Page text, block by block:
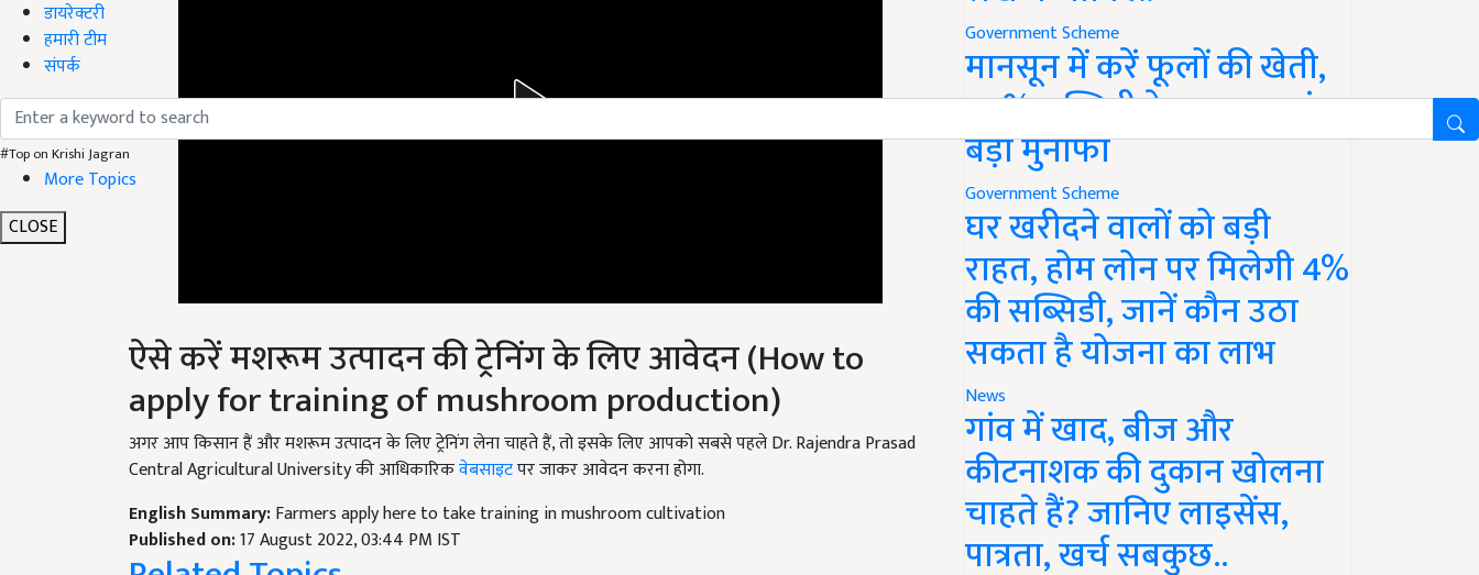
डायरेक्टरी
हमारी टीम
संपर्क
#Top on Krishi Jagran
More Topics
CLOSE
ऐसे करें मशरूम उत्पादन की ट्रेनिंग के लिए आवेदन (How to
apply for training of mushroom production)
अगर आप किसान हैं और मशरूम उत्पादन के लिए ट्रेनिंग लेना चाहते हैं, तो इसके लिए आपको सबसे पहले Dr. Rajendra Prasad
Central Agricultural University की आधिकारिकवेबसाइटपर जाकर आवेदन करना होगा.
English Summary:Farmers apply here to take training in mushroom cultivation
Published on:17 August 2022, 03:44 PM IST
Government Scheme
मानसून में करें फूलों की खेती,
50% सब्सिडी के साथ कमाएं
बड़ा मुनाफा
Government Scheme
घर खरीदने वालों को बड़ी
राहत, होम लोन पर मिलेगी 4%
की सब्सिडी, जानें कौन उठा
सकता है योजना का लाभ
News
गांव में खाद, बीज और
कीटनाशक की दुकान खोलना
चाहते हैं? जानिए लाइसेंस,
पात्रता, खर्च सबकुछ..